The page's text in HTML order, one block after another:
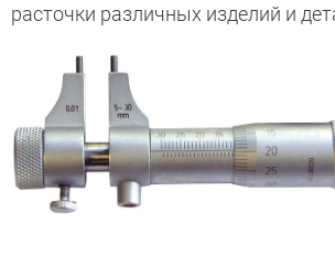
расточки различных изделий и